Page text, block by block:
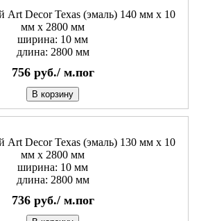
Art Decor Texas (эмаль) 140 мм х 10
мм х 2800 мм
ширина: 10 мм
длина: 2800 мм
756 руб./ м.пог
В корзину
Art Decor Texas (эмаль) 130 мм х 10
мм х 2800 мм
ширина: 10 мм
длина: 2800 мм
736 руб./ м.пог